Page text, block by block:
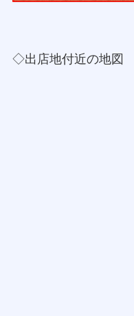
◇出店地付近の地図